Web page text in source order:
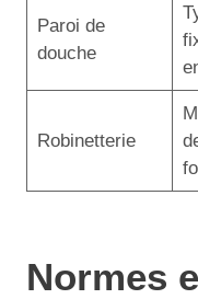
Paroi de
douche
Robinetterie
Normes